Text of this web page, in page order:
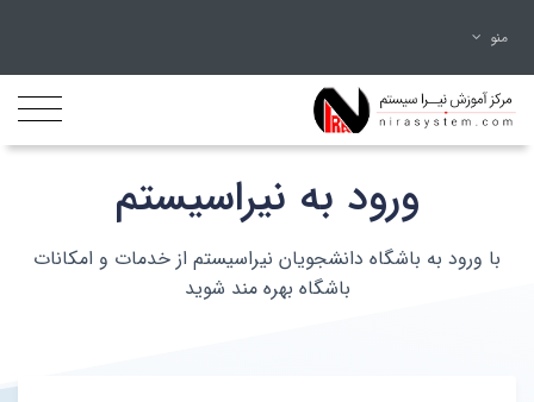
منو
ورود به نیراسیستم
با ورود به باشگاه دانشجویان نیراسیستم از خدمات و امکانات
باشگاه بهره مند شوید